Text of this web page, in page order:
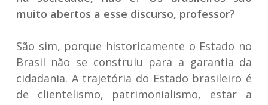
muito abertos a esse discurso, professor?
São sim, porque historicamente o Estado no
Brasil não se construiu para a garantia da
cidadania. A trajetória do Estado brasileiro é
de clientelismo, patrimonialismo, estar a